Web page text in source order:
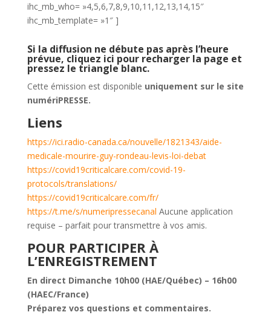
ihc_mb_who= »4,5,6,7,8,9,10,11,12,13,14,15″
ihc_mb_template= »1″ ]
Si la diffusion ne débute pas après l’heure
prévue, cliquez ici pour recharger la page et
pressez le triangle blanc.
Cette émission est disponible uniquement sur le site
numériPRESSE.
Liens
https://ici.radio-canada.ca/nouvelle/1821343/aide-
medicale-mourire-guy-rondeau-levis-loi-debat
https://covid19criticalcare.com/covid-19-
protocols/translations/
https://covid19criticalcare.com/fr/
https://t.me/s/numeripressecanal Aucune application
requise – parfait pour transmettre à vos amis.
POUR PARTICIPER À
L’ENREGISTREMENT
En direct Dimanche 10h00 (HAE/Québec) – 16h00
(HAEC/France)
Préparez vos questions et commentaires.